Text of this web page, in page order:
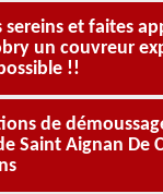
sereins et faites
un couvreur
!!
de
Saint Aignan De